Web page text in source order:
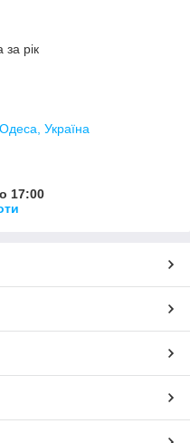
за рік
Україна
17:00